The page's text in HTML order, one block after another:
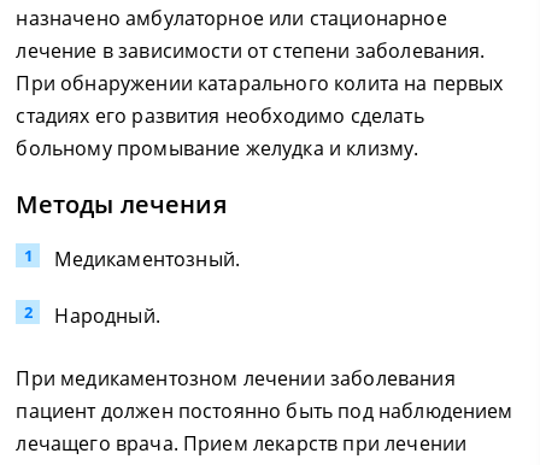
назначено амбулаторное или стационарное
лечение в зависимости от степени заболевания.
При обнаружении катарального колита на первых
стадиях его развития необходимо сделать
больному промывание желудка и клизму.
Методы лечения
Медикаментозный.
Народный.
При медикаментозном лечении заболевания
пациент должен постоянно быть под наблюдением
лечащего врача. Прием лекарств при лечении